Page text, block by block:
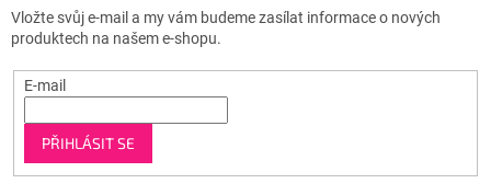
Vložte svůj e-mail a my vám budeme zasílat informace o nových
produktech na našem e-shopu.
E-mail
PŘIHLÁSIT SE